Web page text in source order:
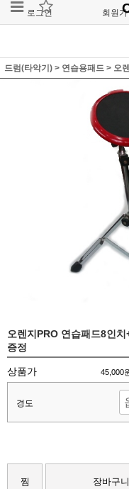
로그인 회원
드럼(타악기) > 연습용패드 > 오
오렌지PRO 연습패드8인
증정
상품가 45,000
경도
찜 장바구니